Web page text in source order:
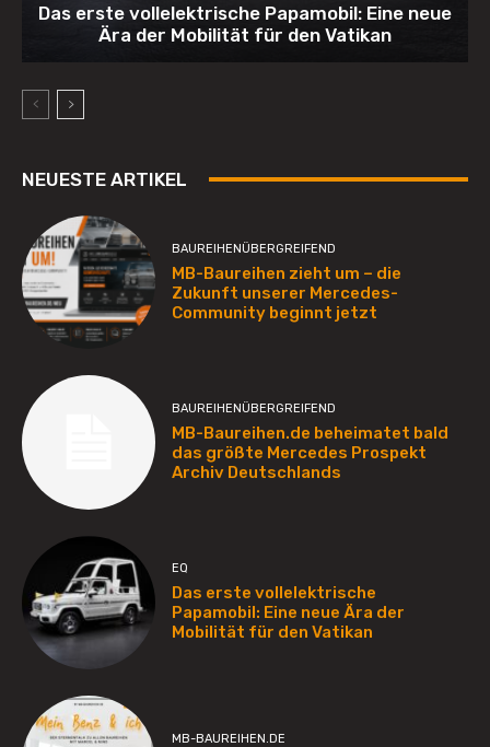
Das erste vollelektrische Papamobil: Eine neue
Ära der Mobilität für den Vatikan
NEUESTE ARTIKEL
BAUREIHENÜBERGREIFEND
MB-Baureihen zieht um – die
Zukunft unserer Mercedes-
Community beginnt jetzt
BAUREIHENÜBERGREIFEND
MB-Baureihen.de beheimatet bald
das größte Mercedes Prospekt
Archiv Deutschlands
EQ
Das erste vollelektrische
Papamobil: Eine neue Ära der
Mobilität für den Vatikan
MB-BAUREIHEN.DE